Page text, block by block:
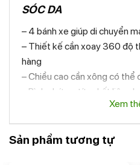
SÓC DA
– 4 bánh xe giúp di chuyển
– Thiết kế cần xoay 360 độ
hàng
– Chiều cao cần xông có thể
– Bình chứa nước chất liệu
– Hệ thống đo mực nước đạt
động và ngưng lại khi không
– Chất liệu vỏ máy và cần
Xem
Sản phẩm tương tự